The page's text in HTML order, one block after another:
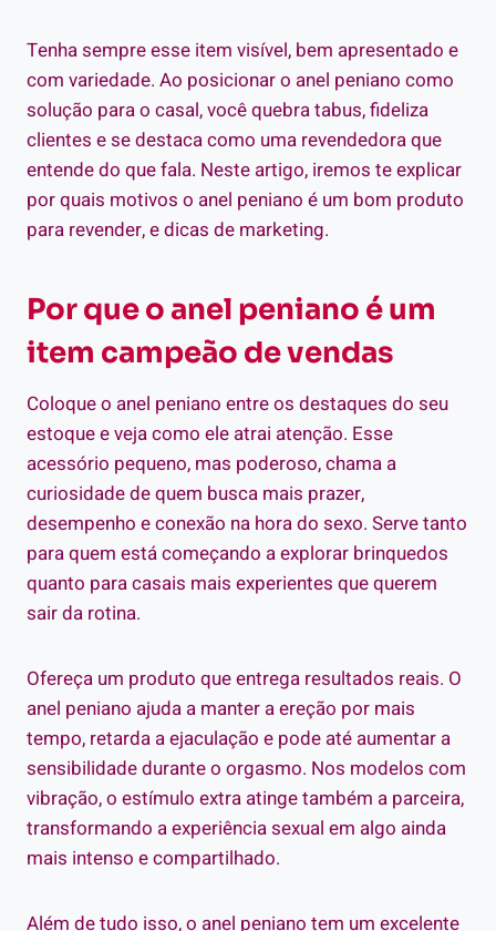
Tenha sempre esse item visível, bem apresentado e
com variedade. Ao posicionar o anel peniano como
solução para o casal, você quebra tabus, fideliza
clientes e se destaca como uma revendedora que
entende do que fala. Neste artigo, iremos te explicar
por quais motivos o anel peniano é um bom produto
para revender, e dicas de marketing.
Por que o anel peniano é um
item campeão de vendas
Coloque o anel peniano entre os destaques do seu
estoque e veja como ele atrai atenção. Esse
acessório pequeno, mas poderoso, chama a
curiosidade de quem busca mais prazer,
desempenho e conexão na hora do sexo. Serve tanto
para quem está começando a explorar brinquedos
quanto para casais mais experientes que querem
sair da rotina.
Ofereça um produto que entrega resultados reais. O
anel peniano ajuda a manter a ereção por mais
tempo, retarda a ejaculação e pode até aumentar a
sensibilidade durante o orgasmo. Nos modelos com
vibração, o estímulo extra atinge também a parceira,
transformando a experiência sexual em algo ainda
mais intenso e compartilhado.
Além de tudo isso, o anel peniano tem um excelente